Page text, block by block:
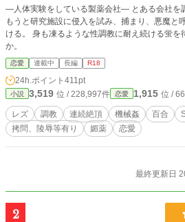
―人体実験をしている製薬会社― とある会社を
もうと研究施設に侵入を試み、捕まり、悪魔と
ける。 身も凍るような性調教に耐え続ける蛍
か。
恋愛 連載中 長編 R18
24h.ポイント 411pt
小説 3,519 位 / 228,997件 恋愛 1,915 位 /
レズ 調教 連続絶頂 機械姦 百合
拷問、陵辱等有り
媚薬 恋愛
最終更新日
2